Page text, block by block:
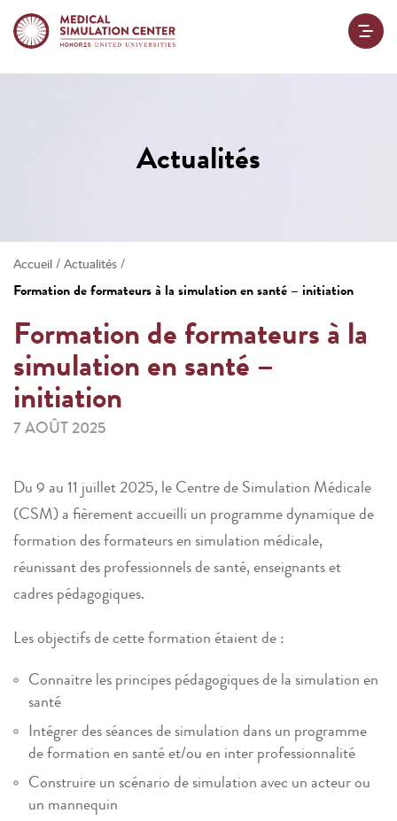
Actualités
Accueil / Actualités /
Formation de formateurs à la simulation en santé – initiation
Formation de formateurs à la
simulation en santé –
initiation
7 AOÛT 2025
Du 9 au 11 juillet 2025, le Centre de Simulation Médicale
(CSM) a fièrement accueilli un programme dynamique de
formation des formateurs en simulation médicale,
réunissant des professionnels de santé, enseignants et
cadres pédagogiques.
Les objectifs de cette formation étaient de :
Connaitre les principes pédagogiques de la simulation en
santé
Intégrer des séances de simulation dans un programme
de formation en santé et/ou en inter professionnalité
Construire un scénario de simulation avec un acteur ou
un mannequin